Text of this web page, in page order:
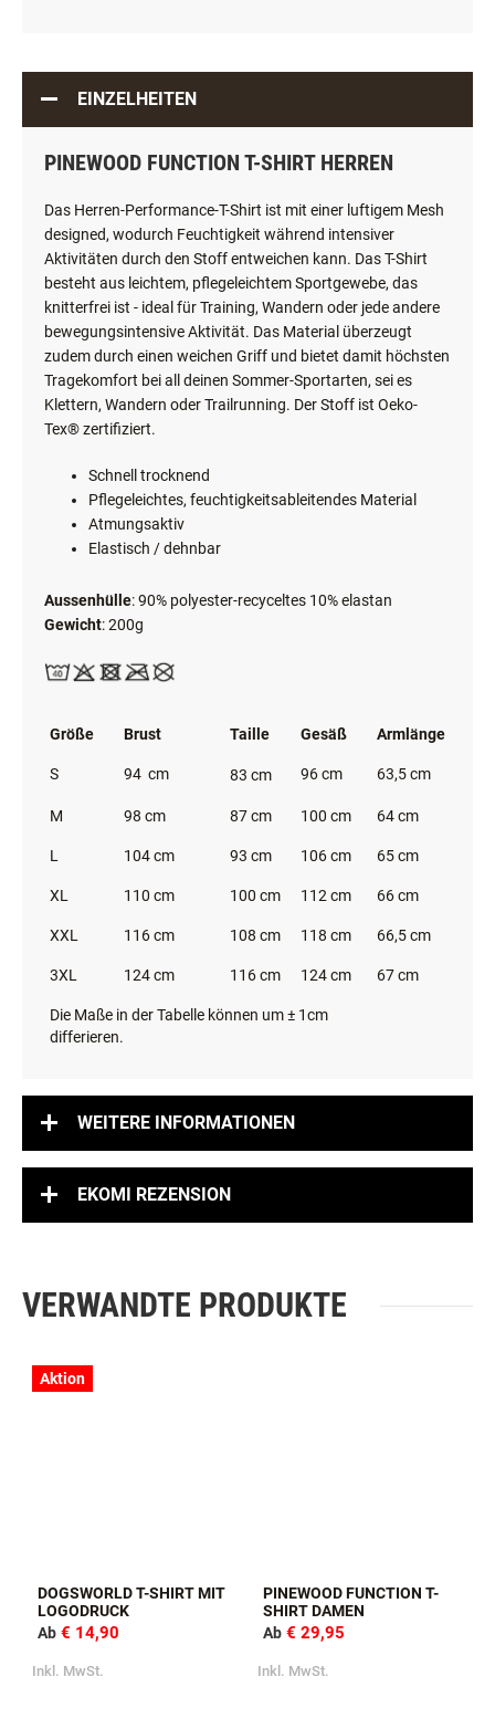
EINZELHEITEN
PINEWOOD FUNCTION T-SHIRT HERREN
Das Herren-Performance-T-Shirt ist mit einer luftigem Mesh
designed, wodurch Feuchtigkeit während intensiver
Aktivitäten durch den Stoff entweichen kann. Das T-Shirt
besteht aus leichtem, pflegeleichtem Sportgewebe, das
knitterfrei ist - ideal für Training, Wandern oder jede andere
bewegungsintensive Aktivität. Das Material überzeugt
zudem durch einen weichen Griff und bietet damit höchsten
Tragekomfort bei all deinen Sommer-Sportarten, sei es
Klettern, Wandern oder Trailrunning. Der Stoff ist Oeko-
Tex® zertifiziert.
Schnell trocknend
Pflegeleichtes, feuchtigkeitsableitendes Material
Atmungsaktiv
Elastisch / dehnbar
Aussenhülle: 90% polyester-recyceltes 10% elastan
Gewicht: 200g
Größe Brust Taille Gesäß Armlänge
S 94 cm 83 cm 96 cm 63,5 cm
M 98 cm 87 cm 100 cm 64 cm
L 104 cm 93 cm 106 cm 65 cm
XL 110 cm 100 cm 112 cm 66 cm
XXL 116 cm 108 cm 118 cm 66,5 cm
3XL 124 cm 116 cm 124 cm 67 cm
Die Maße in der Tabelle können um ± 1cm
differieren.
WEITERE INFORMATIONEN
EKOMI REZENSION
VERWANDTE PRODUKTE
Aktion
DOGSWORLD T-SHIRT MIT
LOGODRUCK
Ab € 14,90
Inkl. MwSt.
PINEWOOD FUNCTION T-
SHIRT DAMEN
Ab € 29,95
Inkl. MwSt.